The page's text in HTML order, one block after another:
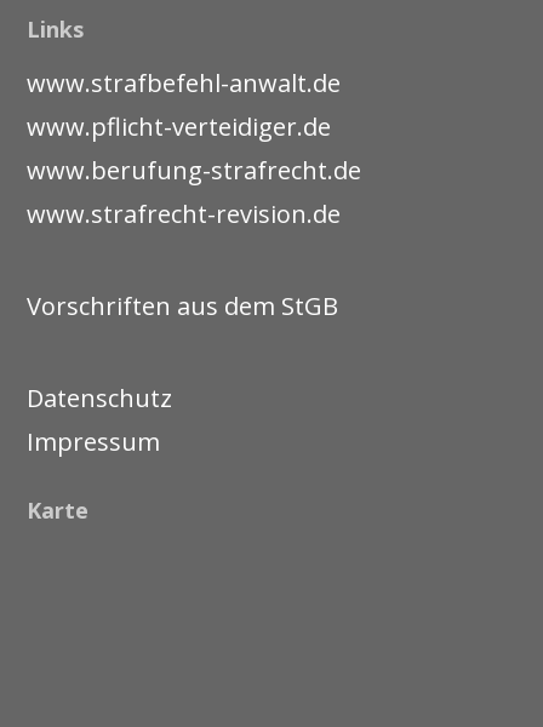
Links
www.strafbefehl-anwalt.de
www.pflicht-verteidiger.de
www.berufung-strafrecht.de
www.strafrecht-revision.de
Vorschriften aus dem StGB
Datenschutz
Impressum
Karte